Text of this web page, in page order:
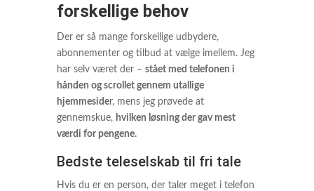
forskellige behov
Der er så mange forskellige udbydere,
abonnementer og tilbud at vælge imellem. Jeg
har selv været der – stået med telefonen i
hånden og scrollet gennem utallige
hjemmesider, mens jeg prøvede at
gennemskue, hvilken løsning der gav mest
værdi for pengene.
Bedste teleselskab til fri tale
Hvis du er en person, der taler meget i telefon